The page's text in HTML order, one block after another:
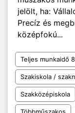
jelölt, ha:
Precíz és
középfokú...
Teljes munkaidő
Szakiskola /
Szakközépiskola